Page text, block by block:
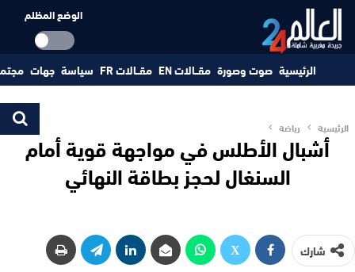
الوضع المظلم
الرئيسية صوت وصورة مقــالات EN مقــالات FR سياسة جهات
الرئيسية رياضة
أشبال الأطلس في مواجهة قوية أمام
السنغال لحجز بطاقة النهائي
شارك